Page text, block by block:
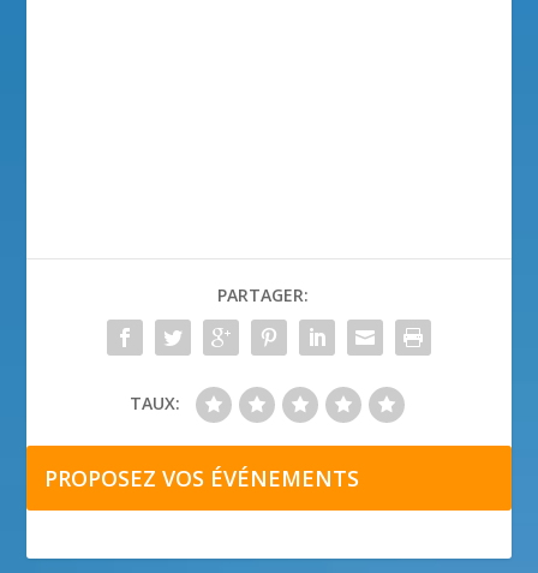
PARTAGER:
TAUX:
PROPOSEZ VOS ÉVÉNEMENTS